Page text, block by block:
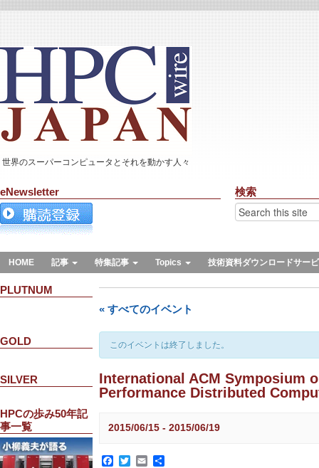
世界のスーパーコンピュータとそれを動かす人々
eNewsletter 検索
HOME 記事 特集記事 Topics 技術資料ダウンロードサー
PLUTNUM
GOLD
SILVER
HPCの歩み50年記
事一覧
« すべてのイベント
このイベントは終了しました。
International ACM Symposium
Performance Distributed
2015/06/15- 2015/06/19
Facebook
TwitterEmail
共